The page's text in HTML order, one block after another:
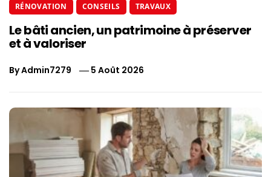
RÉNOVATION CONSEILS TRAVAUX
Le bâti ancien, un patrimoine à préserver
et à valoriser
ByAdmin7279 5 Août 2026